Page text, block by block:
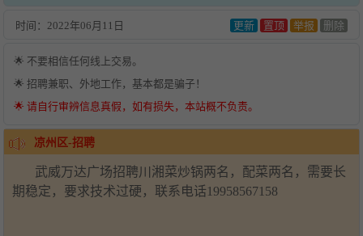
时间： 2022年06月11日 更新 置顶 举报 删除
🌟 不要相信任何线上交易。
🌟 招聘兼职、外地工作，基本都是骗子！
🌟 请自行审辨信息真假，如有损失，本站概不负责。
凉州区-招聘
武威万达广场招聘川湘菜炒锅两名，配菜两名，需要长
期稳定，要求技术过硬，联系电话19958567158